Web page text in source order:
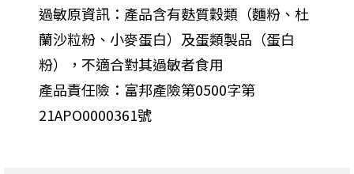
過敏原資訊：產品含有麩質穀類（麵粉、杜
蘭沙粒粉、小麥蛋白）及蛋類製品（蛋白
粉），不適合對其過敏者食用
產品責任險：富邦產險第0500字第
21APO0000361號